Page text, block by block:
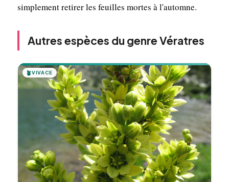
simplement retirer les feuilles mortes à l'automne.
Autres espèces du genre Vératres
🪴VIVACE